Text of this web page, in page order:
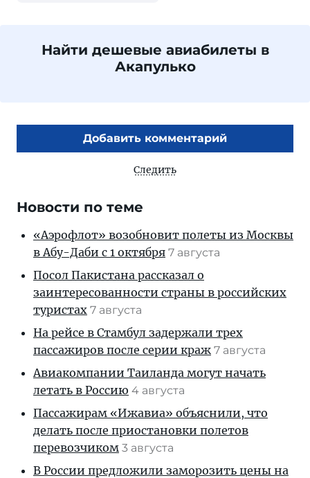
Найти дешевые авиабилеты в
Акапулько
Добавить комментарий
Следить
Новости по теме
«Аэрофлот» возобновит полеты из Москвы
в Абу-Даби с 1 октября 7 августа
Посол Пакистана рассказал о
заинтересованности страны в российских
туристах 7 августа
На рейсе в Стамбул задержали трех
пассажиров после серии краж 7 августа
Авиакомпании Таиланда могут начать
летать в Россию 4 августа
Пассажирам «Ижавиа» объяснили, что
делать после приостановки полетов
перевозчиком 3 августа
В России предложили заморозить цены на